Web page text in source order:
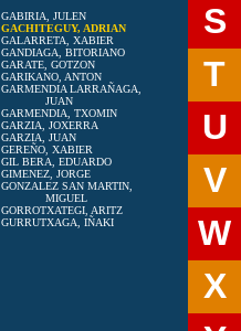
GABIRIA, JULEN
GACHITEGUY, ADRIAN
GALARRETA, XABIER
GANDIAGA, BITORIANO
GARATE, GOTZON
GARIKANO, ANTON
GARMENDIA LARRAÑAGA,
JUAN
GARMENDIA, TXOMIN
GARZIA, JOXERRA
GARZIA, JUAN
GEREÑO, XABIER
GIL BERA, EDUARDO
GIMENEZ, JORGE
GONZALEZ SAN MARTIN,
MIGUEL
GORROTXATEGI, ARITZ
GURRUTXAGA, IÑAKI
S
T
U
V
W
X